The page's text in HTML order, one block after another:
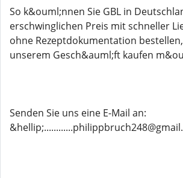
So k&ouml;nnen Sie GBL in
erschwinglichen Preis mit schneller
ohne Rezeptdokumentation
unserem Gesch&auml;ft kaufen
Senden Sie uns eine E-Mail an: